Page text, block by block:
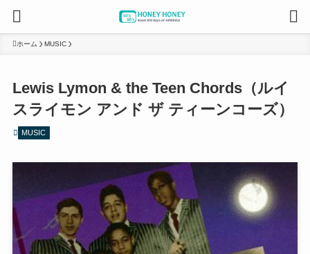
ホーム MUSIC
Lewis Lymon & the Teen Chords（ルイ
スライモン アンド ザ ティーンコーズ）
MUSIC